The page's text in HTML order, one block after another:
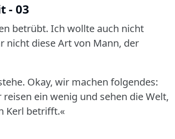
- 03
betrübt. Ich wollte auch nicht
nicht diese Art von Mann, der
Okay, wir machen folgendes:
reisen ein wenig und sehen die Welt,
Kerl betrifft.«